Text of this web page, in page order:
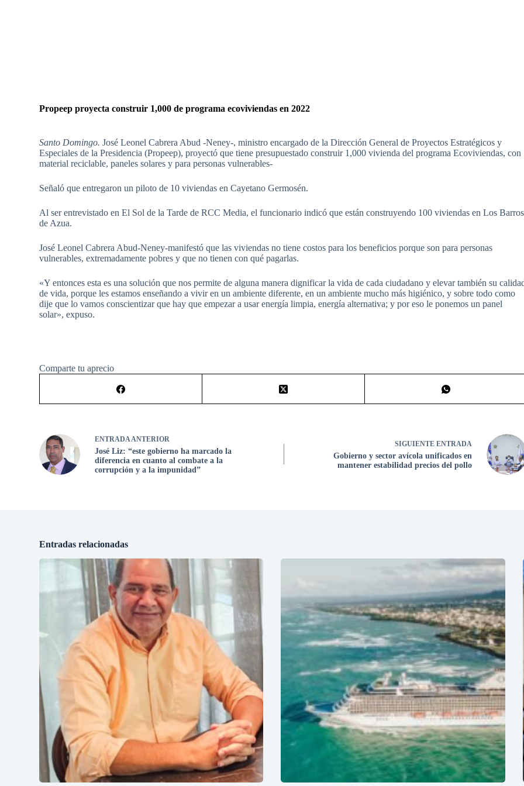
Propeep proyecta construir 1,000 de programa ecoviviendas en 2022
Santo Domingo. José Leonel Cabrera Abud -Neney-, ministro encargado de la Dirección General de Proyectos Estratégicos y
Especiales de la Presidencia (Propeep), proyectó que tiene presupuestado construir 1,000 vivienda del programa Ecoviviendas, con
material reciclable, paneles solares y para personas vulnerables-
Señaló que entregaron un piloto de 10 viviendas en Cayetano Germosén.
Al ser entrevistado en El Sol de la Tarde de RCC Media, el funcionario indicó que están construyendo 100 viviendas en Los Barros
de Azua.
José Leonel Cabrera Abud-Neney-manifestó que las viviendas no tiene costos para los beneficios porque son para personas
vulnerables, extremadamente pobres y que no tienen con qué pagarlas.
«Y entonces esta es una solución que nos permite de alguna manera dignificar la vida de cada ciudadano y elevar también su
de vida, porque les estamos enseñando a vivir en un ambiente diferente, en un ambiente mucho más higiénico, y sobre todo como
dije que lo vamos conscientizar que hay que empezar a usar energía limpia, energía alternativa; y por eso le ponemos un panel
solar», expuso.
Comparte tu aprecio
ENTRADAANTERIOR
José Liz: “este gobierno ha marcado la
diferencia en cuanto al combate a la
corrupción y a la impunidad”
SIGUIENTE ENTRADA
Gobierno y sector avícola unificados en
mantener estabilidad precios del pollo
Entradas relacionadas